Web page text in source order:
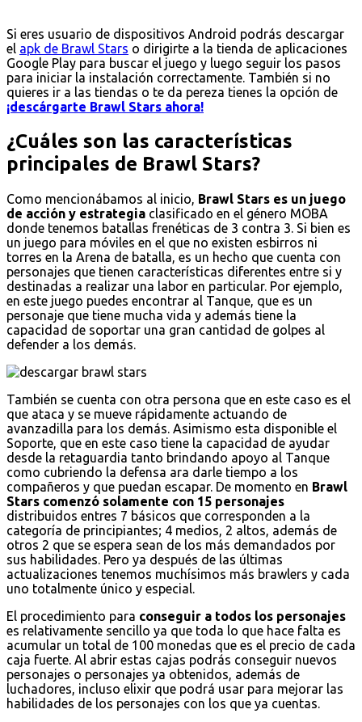
Si eres usuario de dispositivos Android podrás descargar
el apk de Brawl Stars o dirigirte a la tienda de aplicaciones
Google Play para buscar el juego y luego seguir los pasos
para iniciar la instalación correctamente. También si no
quieres ir a las tiendas o te da pereza tienes la opción de
¡descárgarte Brawl Stars ahora!
¿Cuáles son las características
principales de Brawl Stars?
Como mencionábamos al inicio, Brawl Stars es un juego
de acción y estrategia clasificado en el género MOBA
donde tenemos batallas frenéticas de 3 contra 3. Si bien es
un juego para móviles en el que no existen esbirros ni
torres en la Arena de batalla, es un hecho que cuenta con
personajes que tienen características diferentes entre si y
destinadas a realizar una labor en particular. Por ejemplo,
en este juego puedes encontrar al Tanque, que es un
personaje que tiene mucha vida y además tiene la
capacidad de soportar una gran cantidad de golpes al
defender a los demás.
También se cuenta con otra persona que en este caso es el
que ataca y se mueve rápidamente actuando de
avanzadilla para los demás. Asimismo esta disponible el
Soporte, que en este caso tiene la capacidad de ayudar
desde la retaguardia tanto brindando apoyo al Tanque
como cubriendo la defensa ara darle tiempo a los
compañeros y que puedan escapar. De momento en Brawl
Stars comenzó solamente con 15 personajes
distribuidos entres 7 básicos que corresponden a la
categoría de principiantes; 4 medios, 2 altos, además de
otros 2 que se espera sean de los más demandados por
sus habilidades. Pero ya después de las últimas
actualizaciones tenemos muchísimos más brawlers y cada
uno totalmente único y especial.
El procedimiento para conseguir a todos los personajes
es relativamente sencillo ya que toda lo que hace falta es
acumular un total de 100 monedas que es el precio de cada
caja fuerte. Al abrir estas cajas podrás conseguir nuevos
personajes o personajes ya obtenidos, además de
luchadores, incluso elixir que podrá usar para mejorar las
habilidades de los personajes con los que ya cuentas.